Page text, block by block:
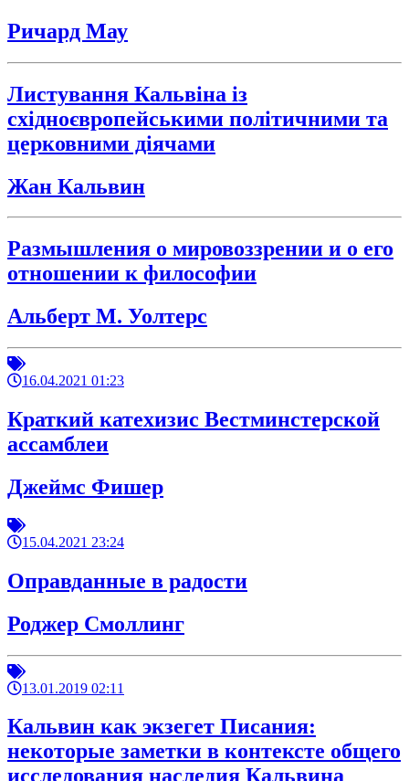
Ричард Мау
Листування Кальвіна із
східноєвропейськими політичними та
церковними діячами
Жан Кальвин
Размышления о мировоззрении и о его
отношении к философии
Альберт М. Уолтерс
16.04.2021 01:23
Краткий катехизис Вестминстерской
ассамблеи
Джеймс Фишер
15.04.2021 23:24
Оправданные в радости
Роджер Смоллинг
13.01.2019 02:11
Кальвин как экзегет Писания:
некоторые заметки в контексте общего
исследования наследия Кальвина